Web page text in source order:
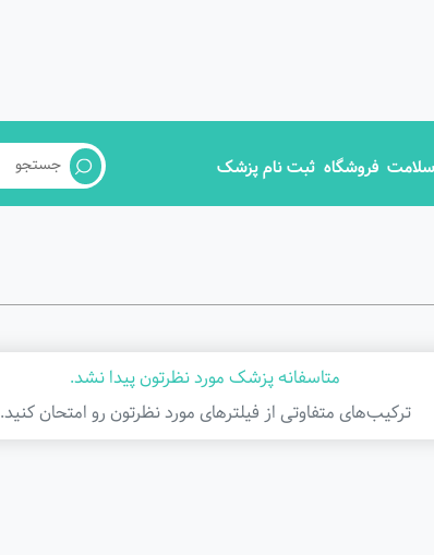
فروشگاه ثبت نام پزشک
متاسفانه پزشک مورد نظرتون پیدا نشد.
ترکیب‌های متفاوتی از فیلتر‌های مورد نظرتون رو امتحان کنید.